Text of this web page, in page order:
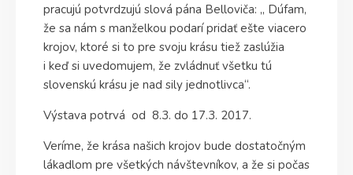
pracujú potvrdzujú slová pána Belloviča: „ Dúfam,
že sa nám s manželkou podarí pridať ešte viacero
krojov, ktoré si to pre svoju krásu tiež zaslúžia
i keď si uvedomujem, že zvládnuť všetku tú
slovenskú krásu je nad sily jednotlivca“.
Výstava potrvá od 8.3. do 17.3. 2017.
Veríme, že krása našich krojov bude dostatočným
lákadlom pre všetkých návštevníkov, a že si počas